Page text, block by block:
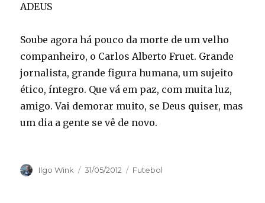
ADEUS
Soube agora há pouco da morte de um velho
companheiro, o Carlos Alberto Fruet. Grande
jornalista, grande figura humana, um sujeito
ético, íntegro. Que vá em paz, com muita luz,
amigo. Vai demorar muito, se Deus quiser, mas
um dia a gente se vê de novo.
Autor
Ilgo Wink
Publicado
31/05/2012 Categorias
Futebol